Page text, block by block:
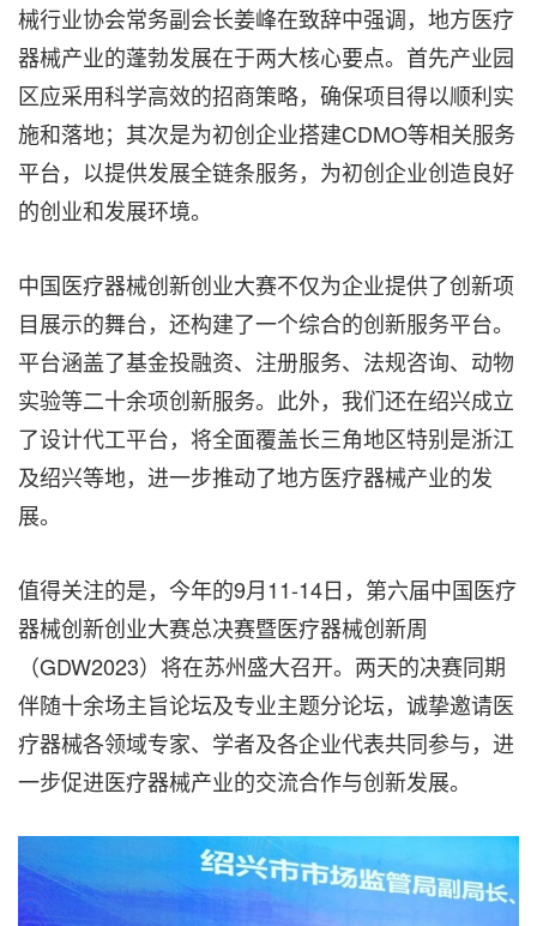
械行业协会常务副会长姜峰在致辞中强调，地方医疗
器械产业的蓬勃发展在于两大核心要点。首先产业园
区应采用科学高效的招商策略，确保项目得以顺利实
施和落地；其次是为初创企业搭建CDMO等相关服务
平台，以提供发展全链条服务，为初创企业创造良好
的创业和发展环境。
中国医疗器械创新创业大赛不仅为企业提供了创新项
目展示的舞台，还构建了一个综合的创新服务平台。
平台涵盖了基金投融资、注册服务、法规咨询、动物
实验等二十余项创新服务。此外，我们还在绍兴成立
了设计代工平台，将全面覆盖长三角地区特别是浙江
及绍兴等地，进一步推动了地方医疗器械产业的发
展。
值得关注的是，今年的9月11-14日，第六届中国医疗
器械创新创业大赛总决赛暨医疗器械创新周
（GDW2023）将在苏州盛大召开。两天的决赛同期
伴随十余场主旨论坛及专业主题分论坛，诚挚邀请医
疗器械各领域专家、学者及各企业代表共同参与，进
一步促进医疗器械产业的交流合作与创新发展。